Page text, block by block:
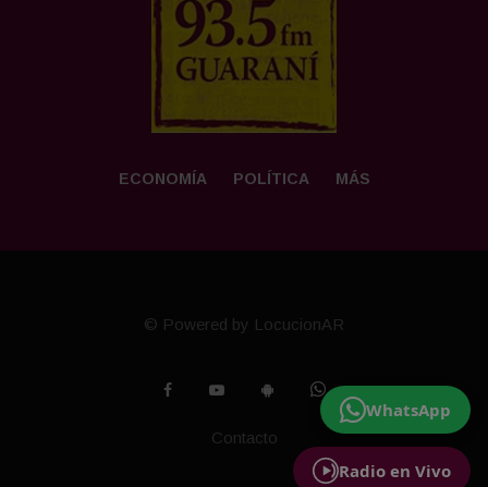
Radio en Vivo
WhatsApp
ECONOMÍA POLÍTICA MÁS
© Powered by LocucionAR
Contacto